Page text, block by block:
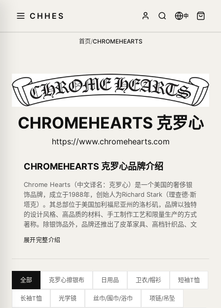
CHHES 中
首页/CHROMEHEARTS
CHROMEHEARTS 克罗心
https://www.chromehearts.com
CHROMEHEARTS 克罗心品牌介绍
Chrome Hearts（中文译名：克罗心）是一个美国的奢侈银
饰品牌，成立于1988年，创始人为Richard Stark（理查德·斯
塔克）。其总部位于美国加利福尼亚州的洛杉矶，品牌以独特
的设计风格、高品质的材料、手工制作工艺和限量生产的方式
著称。除银饰品外，品牌还推出了皮革家具、高档针织品、文
Chrome Hearts的设计风格独具特色，主要运用了滑稽、嘲
了高品质的925纯银，其产品在银饰品行业享有盛誉。此外，
品牌还推出了珠宝系列，使用了白金、钻石等高档材料，展现
了其奢华品质。
Chrome Hearts的限量生产方式也是品牌的特点之一，每一
展开完整介绍
全部 克罗心擦银布 日用品 卫衣/帽衫 短袖T恤
长袖T恤 光学镜 丝巾/围巾/浴巾 项链/吊坠